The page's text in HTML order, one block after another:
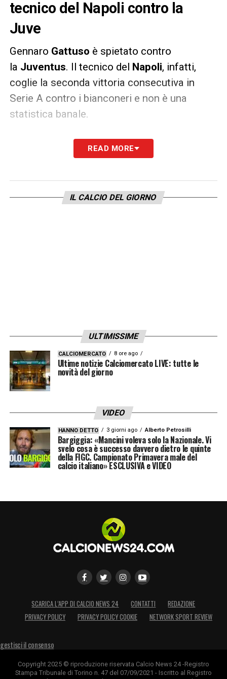
tecnico del Napoli contro la
Juve
Gennaro Gattuso è spietato contro
la Juventus. Il tecnico del Napoli, infatti,
coglie la seconda vittoria consecutiva in
Serie A contro i bianconeri e non è una
statistica banale.
Come lui infatti solo MarcoGiampaolo
capace di battere, con la Sampdoria, due
decennio bianconero.
READ MORE
IL CALCIO DEL GIORNO
ULTIMISSIME
CALCIOMERCATO 8 ore ago
Ultime notizie Calciomercato LIVE: tutte le
novità del giorno
VIDEO
HANNO DETTO 3 giorni ago Alberto Petrosilli
Bargiggia: «Mancini voleva solo la Nazionale. Vi
svelo cosa è successo davvero dietro le quinte
della FIGC. Campionato Primavera male del
calcio italiano» ESCLUSIVA e VIDEO
SCARICA L’APP DI CALCIO NEWS 24 CONTATTI
REDAZIONE
PRIVACY POLICY
PRIVACY POLICY COOKIE NETWORK SPORT REVIEW
gestisci il consenso
Copyright 2025 © riproduzione riservata Calcio News 24 -Registro
Stampa Tribunale di Torino n. 47 del 07/09/2021 - Iscritto al Registro